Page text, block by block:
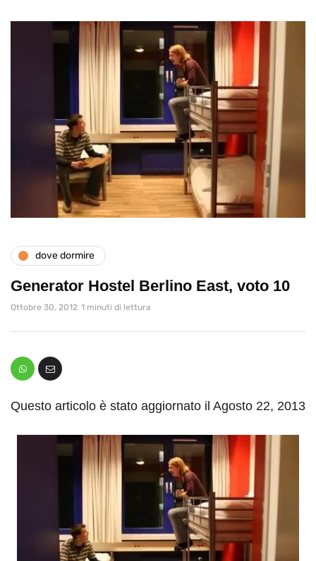
dove dormire
Generator Hostel Berlino East, voto 10
Ottobre 30, 2012 1 minuti di lettura
Questo articolo è stato aggiornato il Agosto 22, 2013